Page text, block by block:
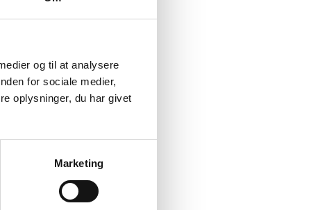
og til at analysere
for sociale medier,
oplysninger, du har givet
Marketing